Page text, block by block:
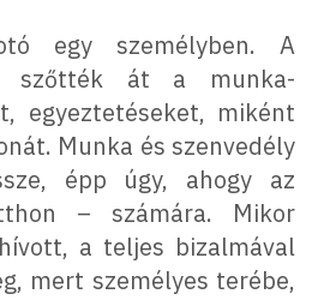
egy személyben. A
szőtték át a munka-
egyeztetéseket, miként
Munka és szenvedély
épp úgy, ahogy az
– számára. Mikor
a teljes bizalmával
mert személyes terébe,